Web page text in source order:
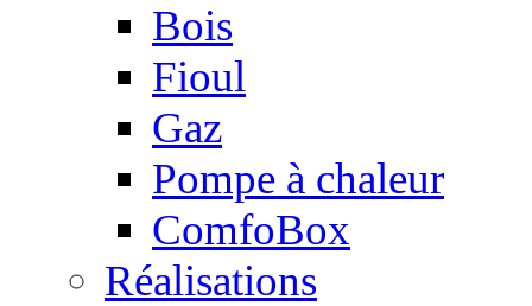
Bois
Fioul
Gaz
Pompe à chaleur
ComfoBox
Réalisations